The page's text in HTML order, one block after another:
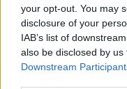
your opt-out. You may
disclosure of your
IAB’s list of
also be disclosed by
Downstream